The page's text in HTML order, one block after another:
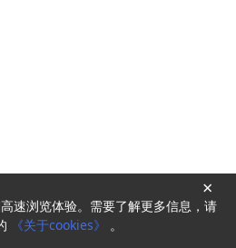
byHyperKitty
速浏览体验。需要了解更多信息，请
《关于cookies》 。
×